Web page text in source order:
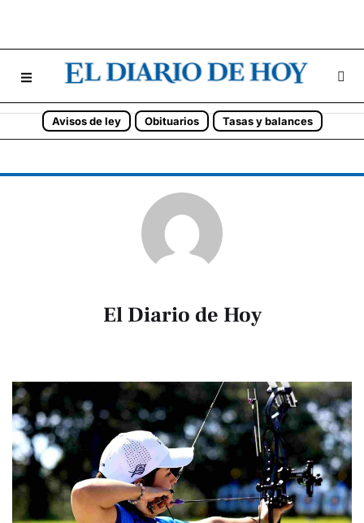
Avisos de ley Obituarios Tasas y balances
El Diario de Hoy